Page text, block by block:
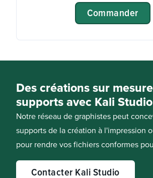
Commander
Des créations sur
supports avec Kali Studio
Notre réseau de graphistes peut
supports de la création à l'impression
pour rendre vos fichiers conformes
Contacter Kali Studio